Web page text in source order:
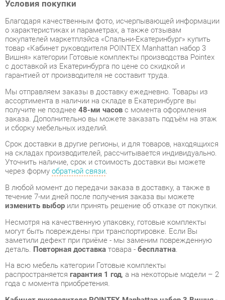
товар «Кабинет руководителя POINTEX Manhattan набор 3
Вишня» категории Готовые комплекты производства Pointex
с доставкой из Екатеринбурга по цене со скидкой и
гарантией от производителя не составит труда.
Мы отправляем заказы в доставку ежедневно. Товары из
ассортимента в наличии на складе в Екатеринбурге вы
получите не позднее48-ми часовс момента оформления
заказа. Дополнительно вы можете заказать подъём на этаж
Срок доставки в другие регионы, и для товаров, находящихся
на складах производителей, рассчитывается индивидуально.
Уточнить наличие, срок и стоимость доставки вы можете
через формуобратной связи.
В любой момент до передачи заказа в доставку, а также в
течение 7-ми дней после получения заказа вы можете
изменить выборили принять решение об отказе от покупки.
Несмотря на качественную упаковку, готовые комплекты
могут быть повреждены при транспортировке. Если Вы
заметили дефект при приёме - мы заменим поврежденную
деталь.Повторная доставкатовара -бесплатна.
На всю мебель категории Готовые комплекты
распространяетсягарантия 1 год , а на некоторые модели – 2
года с момента приобретения.
Кабинет руководителя POINTEX Manhattan набор 3 Вишня
это качественное изделие производства
соответствующее современному государственному
стандарту.